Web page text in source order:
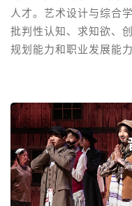
人才。艺术设计与综合
批判性认知、求知欲、
规划能力和职业发展能力